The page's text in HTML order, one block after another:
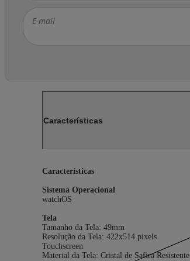
E-mail
Características
Características
Sistema Operacional
watchOS
Tela
Tamanho da Tela: 49mm
Resolução da Tela: 422x514 pixels
Touchscreen
Material da Tela: Cristal de Safira Resistente